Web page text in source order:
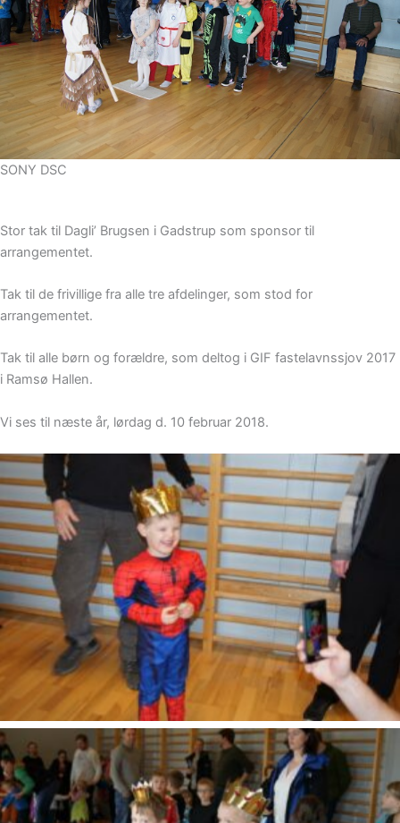
SONY DSC
Stor tak til Dagli’ Brugsen i Gadstrup som sponsor til
arrangementet.
Tak til de frivillige fra alle tre afdelinger, som stod for
arrangementet.
Tak til alle børn og forældre, som deltog i GIF fastelavnssjov 2017
i Ramsø Hallen.
Vi ses til næste år, lørdag d. 10 februar 2018.
SONY DSC